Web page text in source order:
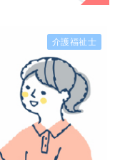
介護福祉士